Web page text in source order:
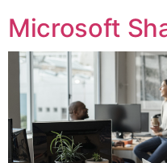
Microsoft